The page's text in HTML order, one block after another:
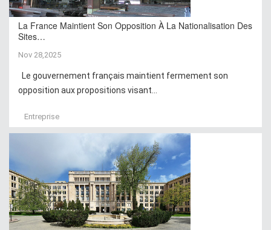
La France Maintient Son Opposition À La Nationalisation Des
Sites…
Nov 28,2025
Le gouvernement français maintient fermement son
opposition aux propositions visant...
Entreprise